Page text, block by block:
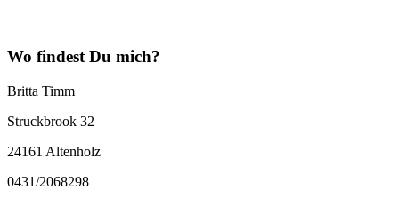
Wo findest Du mich?
Britta Timm
Struckbrook 32
24161 Altenholz
0431/2068298